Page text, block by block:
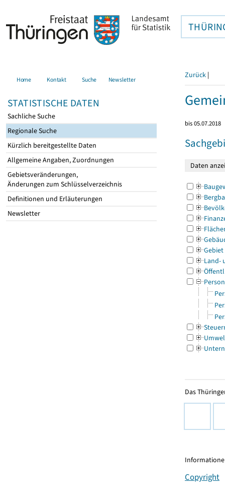
Home Kontakt Suche Newsletter
STATISTISCHE DATEN
Sachliche Suche
Regionale Suche
Kürzlich bereitgestellte Daten
Allgemeine Angaben, Zuordnungen
Gebietsveränderungen,
Änderungen zum Schlüsselverzeichnis
Definitionen und Erläuterungen
Newsletter
Zurück |
bis 05.07.2018
Gebiet
Land-
Das
Copyright